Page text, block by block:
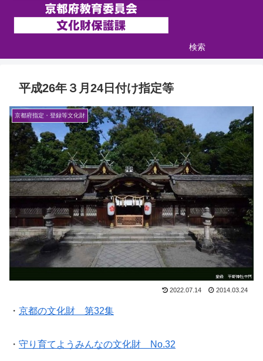
検索
平成26年３月24日付け指定等
京都府指定・登録等文化財
2022.07.14 2014.03.24
・ 京都の文化財 第32集
・ 守り育てようみんなの文化財 No.32